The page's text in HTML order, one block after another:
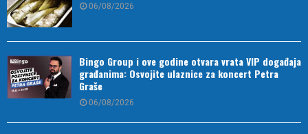
06/08/2026
Bingo Group i ove godine otvara vrata VIP događaja
građanima: Osvojite ulaznice za koncert Petra
Graše
06/08/2026